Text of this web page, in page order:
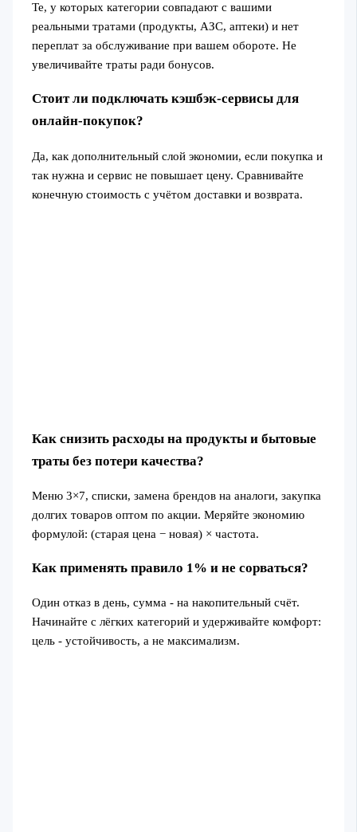
Те, у которых категории совпадают с вашими
реальными тратами (продукты, АЗС, аптеки) и нет
переплат за обслуживание при вашем обороте. Не
увеличивайте траты ради бонусов.
Стоит ли подключать кэшбэк‑сервисы для
онлайн‑покупок?
Да, как дополнительный слой экономии, если покупка и
так нужна и сервис не повышает цену. Сравнивайте
конечную стоимость с учётом доставки и возврата.
Как снизить расходы на продукты и бытовые
траты без потери качества?
Меню 3×7, списки, замена брендов на аналоги, закупка
долгих товаров оптом по акции. Меряйте экономию
формулой: (старая цена − новая) × частота.
Как применять правило 1% и не сорваться?
Один отказ в день, сумма - на накопительный счёт.
Начинайте с лёгких категорий и удерживайте комфорт:
цель - устойчивость, а не максимализм.